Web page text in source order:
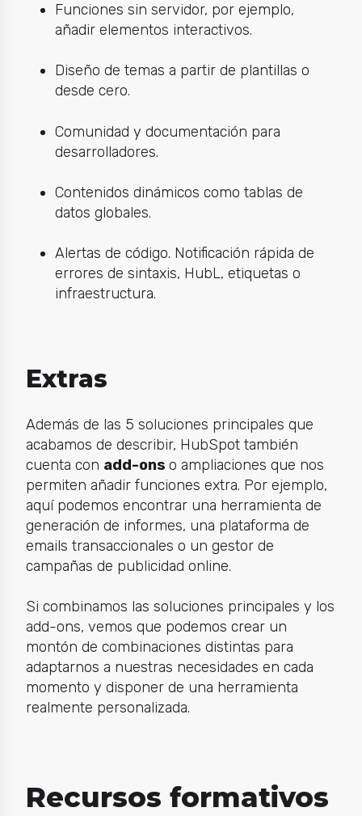
Funciones sin servidor, por ejemplo,
añadir elementos interactivos.
Diseño de temas a partir de plantillas o
desde cero.
Comunidad y documentación para
desarrolladores.
Contenidos dinámicos como tablas de
datos globales.
Alertas de código. Notificación rápida de
errores de sintaxis, HubL, etiquetas o
infraestructura.
Extras
Además de las 5 soluciones principales que
acabamos de describir, HubSpot también
cuenta con add-ons o ampliaciones que nos
permiten añadir funciones extra. Por ejemplo,
aquí podemos encontrar una herramienta de
generación de informes, una plataforma de
emails transaccionales o un gestor de
campañas de publicidad online.
Si combinamos las soluciones principales y los
add-ons, vemos que podemos crear un
montón de combinaciones distintas para
adaptarnos a nuestras necesidades en cada
momento y disponer de una herramienta
realmente personalizada.
Recursos formativos